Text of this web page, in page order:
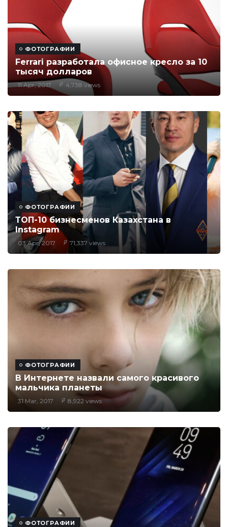
ФОТОГРАФИИ
Ferrari разработала офисное кресло за 10
тысяч долларов
11 Apr, 2017 4,738 views
ФОТОГРАФИИ
ТОП-10 бизнесменов Казахстана в
Instagram
03 Apr, 2017 71,337 views
ФОТОГРАФИИ
В Интернете назвали самого красивого
мальчика планеты
31 Mar, 2017 8,922 views
ФОТОГРАФИИ